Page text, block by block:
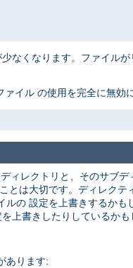
なくなります。ファイル
ァイル の使用を完全に無効
ィレクトリと、そのサブ
とは大切です。ディレク
ルの 設定を上書きするかも
上書きしたりしているかも
あります: